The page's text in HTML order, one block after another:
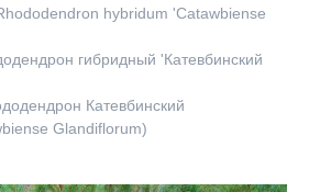
hybridum 'Catawbiense
гибридный 'Катевбинский
Катевбинский
Glandiflorum)